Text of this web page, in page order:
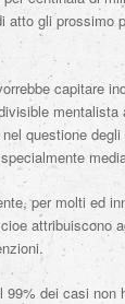
atto gli prossimo
capitare
mentalista
questione
per molti ed
attribuiscono
99% dei casi non